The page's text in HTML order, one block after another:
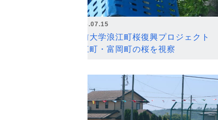
2026.07.15
弘前大学浪江町桜復興プロジェクト
浪江町・富岡町の桜を視察